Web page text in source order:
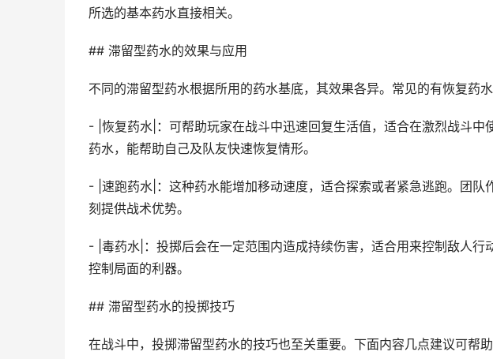
所选的基本药水直接相关。
## 滞留型药水的效果与应用
不同的滞留型药水根据所用的药水基底，其效果各异。常见的有恢复药
- |恢复药水|：可帮助玩家在战斗中迅速回复生活值，适合在激烈战斗中
药水，能帮助自己及队友快速恢复情形。
- |速跑药水|：这种药水能增加移动速度，适合探索或者紧急逃跑。团队
刻提供战术优势。
- |毒药水|：投掷后会在一定范围内造成持续伤害，适合用来控制敌人行
控制局面的利器。
## 滞留型药水的投掷技巧
在战斗中，投掷滞留型药水的技巧也至关重要。下面内容几点建议可帮